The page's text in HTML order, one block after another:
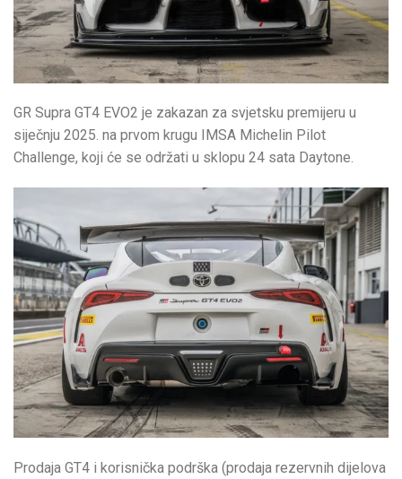
GR Supra GT4 EVO2 je zakazan za svjetsku premijeru u
siječnju 2025. na prvom krugu IMSA Michelin Pilot
Challenge, koji će se održati u sklopu 24 sata Daytone.
Prodaja GT4 i korisnička podrška (prodaja rezervnih dijelova